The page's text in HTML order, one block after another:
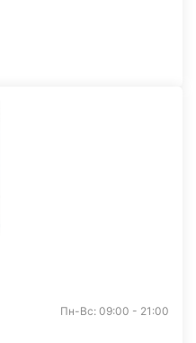
Пн-Вс: 09:00 - 21:00